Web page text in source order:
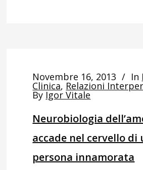
Novembre 16, 2013 In
Clinica, Relazioni
By Igor Vitale
Neurobiologia
accade nel cervello di
persona innamorata